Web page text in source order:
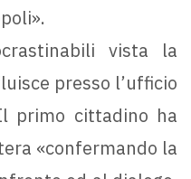
vista la
presso l’ufficio
primo cittadino ha
«confermando la